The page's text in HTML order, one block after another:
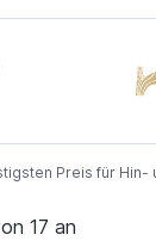
Preis für Hin-
17 an